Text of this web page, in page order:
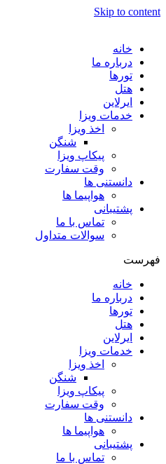
Skip to content
خانه
درباره ما
تورها
هتل
ایرلاین
خدمات ویزا
اخذ ویزا
شنگن
پیکاپ ویزا
وقت سفارت
دانستنی ها
هواپیما ها
پشتیبانی
تماس با ما
سوالات متداول
فهرست
خانه
درباره ما
تورها
هتل
ایرلاین
خدمات ویزا
اخذ ویزا
شنگن
پیکاپ ویزا
وقت سفارت
دانستنی ها
هواپیما ها
پشتیبانی
تماس با ما